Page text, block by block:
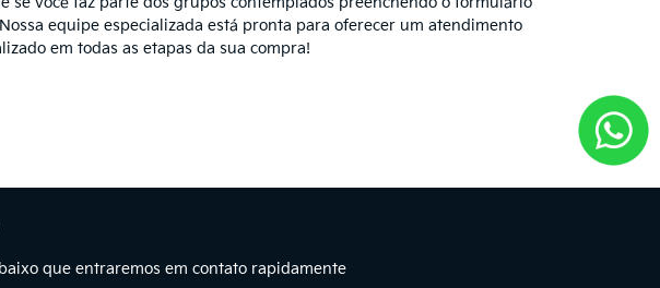
equipe especializada está pronta para oferecer um atendimento
em todas as etapas da sua compra!
que entraremos em contato rapidamente